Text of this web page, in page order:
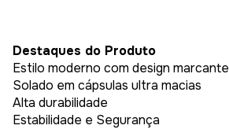
Destaques do Produto
Estilo moderno com design marcante
Solado em cápsulas ultra macias
Alta durabilidade
Estabilidade e Segurança